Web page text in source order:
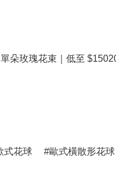
朵玫瑰花束｜低至 $150
式花球 歐式橫散形花球